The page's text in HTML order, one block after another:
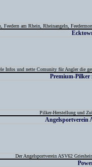
Feedern am Rhein, Rheinangeln,
Infos und nette Comunity für Angler die
Premium-Pilker
Pilker-Herstellung und
Angelsportverein
Der Angelsportverein ASV62